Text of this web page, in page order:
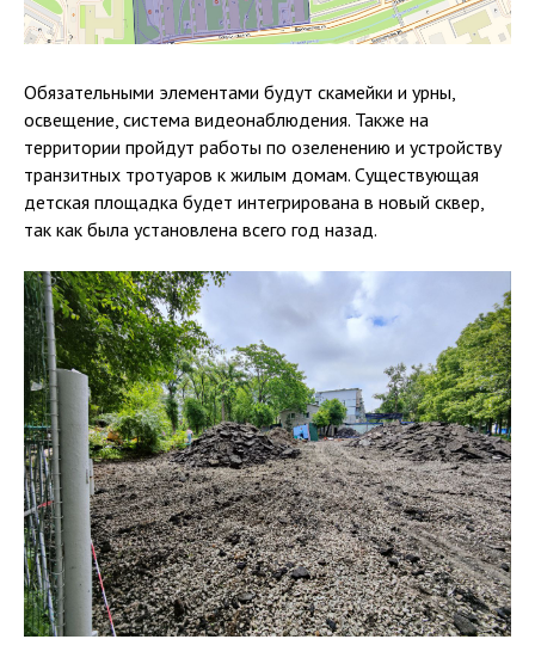
Обязательными элементами будут скамейки и урны,
освещение, система видеонаблюдения. Также на
территории пройдут работы по озеленению и устройству
транзитных тротуаров к жилым домам. Существующая
детская площадка будет интегрирована в новый сквер,
так как была установлена всего год назад.